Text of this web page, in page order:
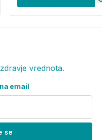
(AVENA
OIL (OENOTHERA
13.
20. SODIUM
XANTHAN GUM.
vrednota.
email
se